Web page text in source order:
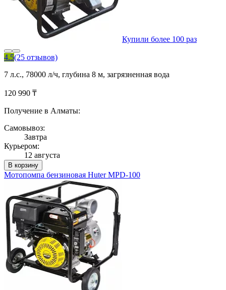
Купили более 100 раз
4.5(25 отзывов)
7 л.с., 78000 л/ч, глубина 8 м, загрязненная вода
120 990 ₸
Получение в Алматы:
Самовывоз:
Завтра
Курьером:
12 августа
В корзину
Мотопомпа бензиновая Huter MPD-100